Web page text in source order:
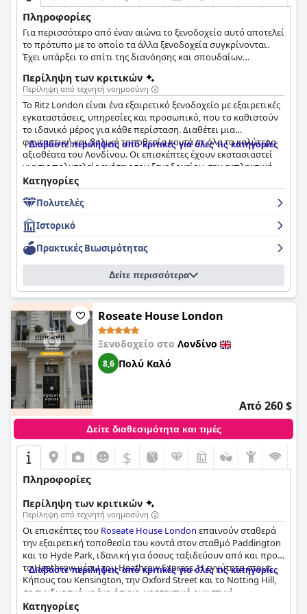
Πληροφορίες
Για περισσότερο από έναν αιώνα το ξενοδοχείο αυτό αποτελεί
το πρότυπο με το οποίο τα άλλα ξενοδοχεία συγκρίνονται.
Έχει υπάρξει το σπίτι της διανόησης και σπουδαίων
Περίληψη των κριτικών
Περίληψη από τεχνητή νοημοσύνη
Το Ritz London είναι ένα εξαιρετικό ξενοδοχείο με εξαιρετικές
εγκαταστάσεις, υπηρεσίες και προσωπικό, που το καθιστούν
το ιδανικό μέρος για κάθε περίσταση. Διαθέτει μια
φανταστική και βολική τοποθεσία κοντά σε όλα τα καλύτερα
αξιοθέατα του Λονδίνου. Οι επισκέπτες έχουν εκστασιαστεί
για τις πολυτελείς ανέσεις του ξενοδοχείου, την εκπληκτική
διακόσμηση και την άψογη καθαριότητα σε κάθε χώρο. Το
πρωινό και το δείπνο είναι αξέχαστα με νόστιμο φαγητό και
εξαιρετική ποιότητα. Τα κρεβάτια είναι εξαιρετικά άνετα και
ιδανικά για έναν καλό ύπνο. Ο ιστορικός και πολυτελής
χαρακτήρας του ξενοδοχείου προσθέτει στη γοητεία του,
καθιστώντας το ένα must-visit για όποιον εκτιμά τα αξιοθέατα
και θέλει να μεταφερθεί πίσω στο χρόνο. Συνολικά, το
The Ritz
Londonείναι ένα παραδοσιακό ξενοδοχείο κορυφαίας
κατηγορίας που προσφέρει μια μαγική εμπειρία σε ένα
εντελώς παρακμιακό περιβάλλον.
Διαβάστε περιλήψεις από κριτικές για όλες τις κατηγορίες
Κατηγορίες
Πολυτελές
Ιστορικό
Πρακτικές Bιωσιμότητας
Δείτε περισσότερα
Roseate House London
Ξενοδοχείο στο Λονδίνο
8,6 Πολύ Καλό
Από 260 $
Δείτε διαθεσιμότητα και τιμές
$
Πληροφορίες
Περίληψη των κριτικών
Περίληψη από τεχνητή νοημοσύνη
Οι επισκέπτες του Roseate House London επαινούν σταθερά
την εξαιρετική τοποθεσία του κοντά στον σταθμό Paddington
και το Hyde Park, ιδανική για όσους ταξιδεύουν από και προς
το Heathrow μέσω του Heathrow Express. Η εγγύτητα στους
Κήπους του Kensington, την Oxford Street και το Notting Hill,
σε συνδυασμό με ένα ήσυχο, γοητευτικό οικιστικό
περιβάλλον, ενισχύει την ελκυστικότητά του. Αυτή η
Διαβάστε περιλήψεις από κριτικές για όλες τις κατηγορίες
Κατηγορίες